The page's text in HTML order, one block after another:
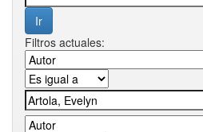
Filtros actuales: